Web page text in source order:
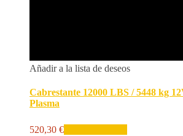
Añadir a la lista de deseos
Cabrestante 12000 LBS / 5448 kg
Plasma
520,30 €